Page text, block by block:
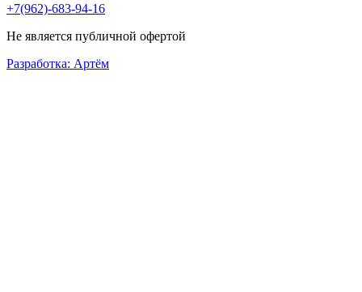
+7(962)-683-94-16
Не является публичной офертой
Разработка: Артём